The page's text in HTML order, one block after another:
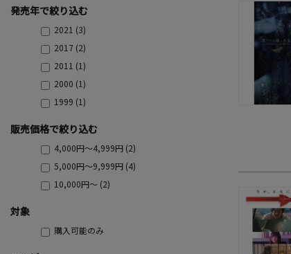
発売年で絞り込む
2021 (3)
2017 (2)
2011 (1)
2000 (1)
1999 (1)
販売価格で絞り込む
4,000円～4,999円 (2)
5,000円～9,999円 (4)
10,000円～ (2)
対象
購入可能のみ